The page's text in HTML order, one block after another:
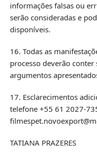
informações falsas ou
serão consideradas e
disponíveis.
16. Todas as
processo deverão
argumentos
17. Esclarecimentos
telefone +55 61 2027-
TATIANA PRAZERES